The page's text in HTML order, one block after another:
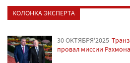
КОЛОНКА ЭКСПЕРТА
30 ОКТЯБРЯ'2025
провал миссии